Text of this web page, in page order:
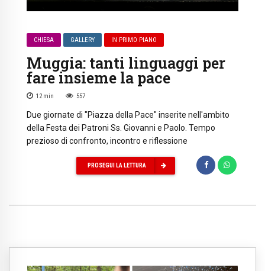
CHIESA GALLERY IN PRIMO PIANO
Muggia: tanti linguaggi per
fare insieme la pace
12 min 557
Due giornate di "Piazza della Pace" inserite nell'ambito
della Festa dei Patroni Ss. Giovanni e Paolo. Tempo
prezioso di confronto, incontro e riflessione
PROSEGUI LA LETTURA